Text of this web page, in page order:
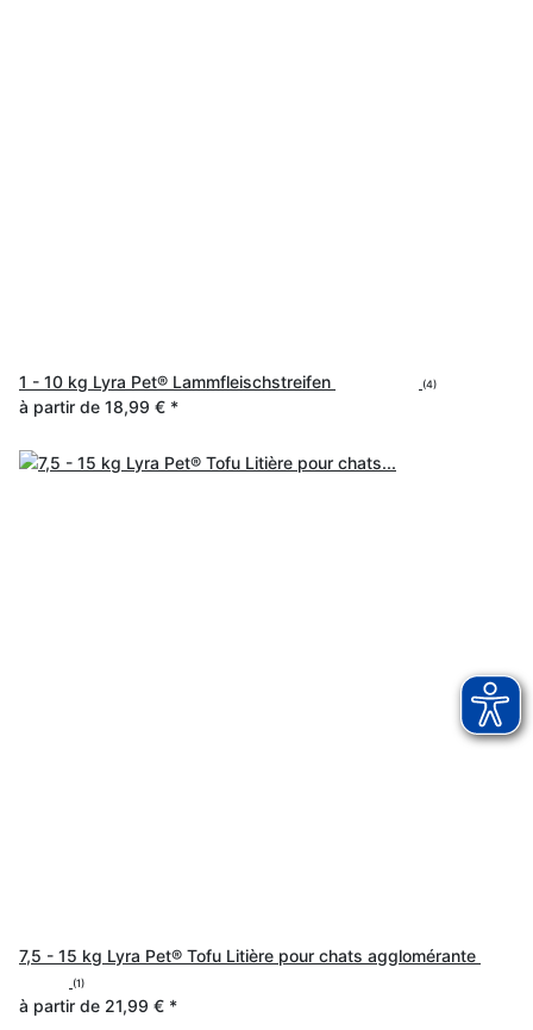
1 - 10 kg Lyra Pet® Lammfleischstreifen (4)
à partir de 18,99 € *
7,5 - 15 kg Lyra Pet® Tofu Litière pour chats agglomérante
(1)
à partir de 21,99 € *